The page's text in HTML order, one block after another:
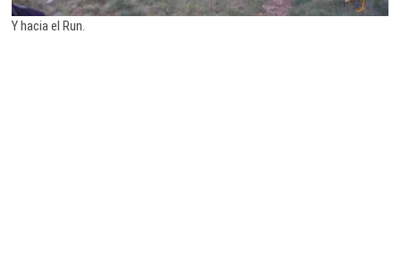
Y hacia el Run.